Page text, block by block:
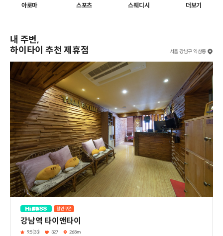
아로마 스포츠 스웨디시 더보기
내 주변,
하이타이 추천 제휴점
서울 강남구 역삼동
할인쿠폰
강남역 타이앤타이
9.5(33) 327 268m